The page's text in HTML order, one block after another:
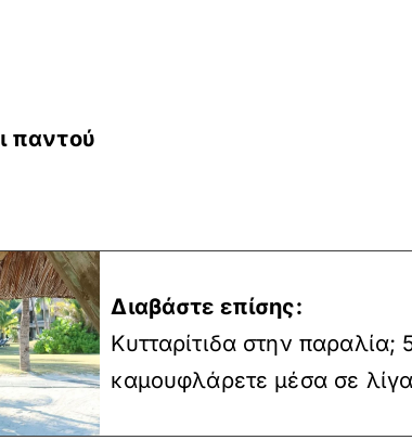
παντού
Διαβάστε επίσης:
Κυτταρίτιδα στην παραλία;
καμουφλάρετε μέσα σε